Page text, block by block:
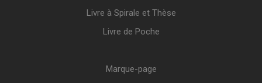
Livre à Spirale et Thèse
Livre de Poche
Marque-page